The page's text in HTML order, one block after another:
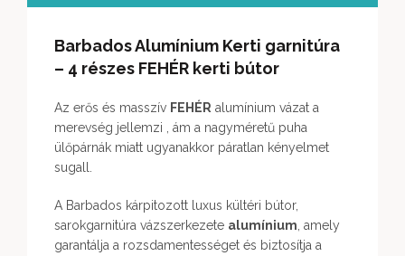
Barbados Alumínium Kerti garnitúra
– 4 részes FEHÉR kerti bútor
Az erős és masszív FEHÉR alumínium vázat a
merevség jellemzi , ám a nagyméretű puha
ülőpárnák miatt ugyanakkor páratlan kényelmet
sugall.
A Barbados kárpitozott luxus kültéri bútor,
sarokgarnitúra vázszerkezete alumínium , amely
garantálja a rozsdamentességet és biztosítja a